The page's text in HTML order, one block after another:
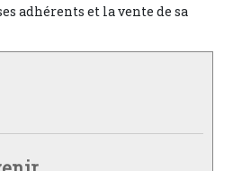
adhérents et la vente de sa